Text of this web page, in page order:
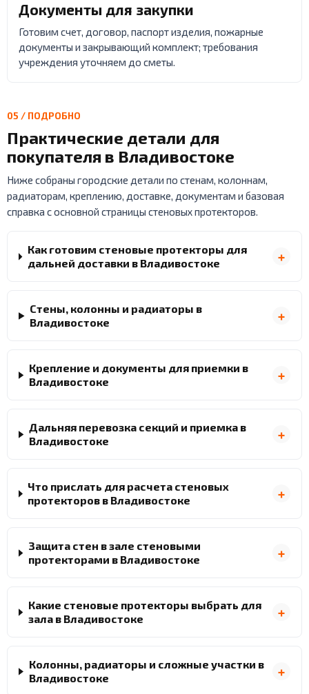
Документы для закупки
Готовим счет, договор, паспорт изделия, пожарные
документы и закрывающий комплект; требования
учреждения уточняем до сметы.
05 / ПОДРОБНО
Практические детали для
покупателя в Владивостоке
Ниже собраны городские детали по стенам, колоннам,
радиаторам, креплению, доставке, документам и базовая
справка с основной страницы стеновых протекторов.
Как готовим стеновые протекторы для
дальней доставки в Владивостоке
Стены, колонны и радиаторы в
Владивостоке
Крепление и документы для приемки в
Владивостоке
Дальняя перевозка секций и приемка в
Владивостоке
Что прислать для расчета стеновых
протекторов в Владивостоке
Защита стен в зале стеновыми
протекторами в Владивостоке
Какие стеновые протекторы выбрать для
зала в Владивостоке
Колонны, радиаторы и сложные участки в
Владивостоке